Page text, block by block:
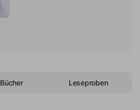
Bücher Leseproben